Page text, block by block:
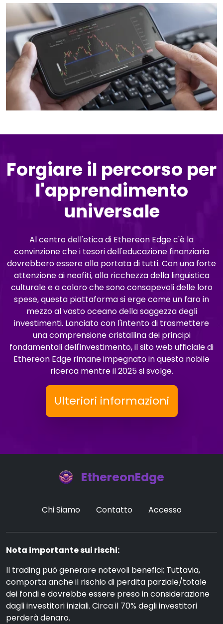
Forgiare il percorso per
l'apprendimento
universale
Al centro dell'etica di Ethereon Edge c'è la
convinzione che i tesori dell'educazione finanziaria
dovrebbero essere alla portata di tutti. Con una forte
attenzione ai neofiti, alla ricchezza della linguistica
culturale e a coloro che sono consapevoli delle loro
spese, questa piattaforma si erge come un faro in
mezzo al vasto oceano della saggezza degli
investimenti. Lanciato con l'intento di trasmettere
una comprensione cristallina dei principi
fondamentali dell'investimento, il sito web ufficiale di
Ethereon Edge rimane impegnato in questa nobile
ricerca mentre il 2025 si svolge.
Ulteriori informazioni
EthereonEdge
Chi Siamo Contatto Accesso
Nota importante sui rischi:
Il trading può generare notevoli benefici; Tuttavia,
comporta anche il rischio di perdita parziale/totale
dei fondi e dovrebbe essere preso in considerazione
dagli investitori iniziali. Circa il 70% degli investitori
perderà denaro.